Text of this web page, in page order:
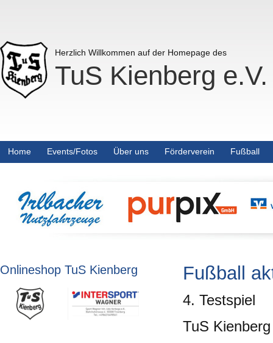
Herzlich Willkommen auf der Homepage des
TuS Kienberg e.V.
Home Events/Fotos Über uns Förderverein Fußball
Onlineshop TuS Kienberg Fußball
4. Testspiel
TuS